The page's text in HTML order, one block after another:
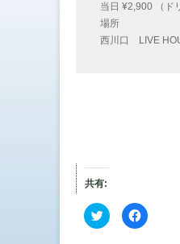
当日 ¥2,900 （ド
場所
西川口 LIVE
共有:
ク
リ
F
a